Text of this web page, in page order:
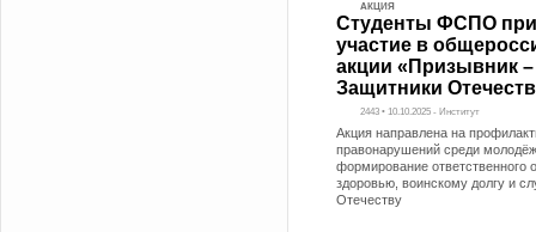
АКЦИЯ
Студенты ФСПО
участие в
акции «Призывник –
Защитники
2443 • 10.10.2025 - Институт
Акция направлена на
правонарушений среди
формирование ответственного
здоровью, воинскому долгу и
Отечеству